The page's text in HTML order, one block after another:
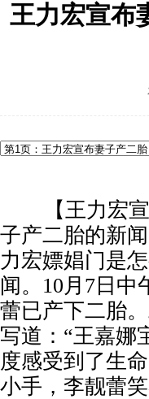
王力宏宣布
【王力宏宣
子产二胎的新
力宏嫖娼门是
闻。10月7日中
蕾已产下二胎
写道：“王嘉娜
度感受到了生
小手，李靓蕾笑